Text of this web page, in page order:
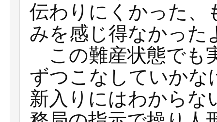
伝わりにくかった、
みを感じ得なかった
この難産状態でも
ずつこなしていかな
新入りにはわからな